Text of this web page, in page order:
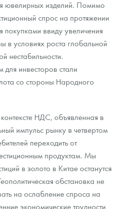
ювелирных изделий. Помимо
спрос на протяжении
покупками ввиду увеличения
в условиях роста глобальной
нестабильности.
инвесторов стали
со стороны Народного
НДС, объявленная в
импульс рынку в четвертом
переходить от
продуктам. Мы
в золото в Китае останутся
обстановка не
на ослабление спроса на
экономические трудности